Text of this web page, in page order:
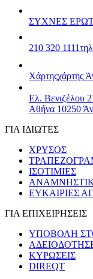
ΣΥΧΝΕΣ
210 320 1111
Χάρτηςχάρτης
Ελ. Βενιζέλου
Αθήνα 10250
ΓΙΑ ΙΔΙΩΤΕΣ
ΧΡΥΣΟΣ
ΙΣΟΤΙΜΙΕΣ
ΕΥΚΑΙΡΙΕΣ
ΓΙΑ ΕΠΙΧΕΙΡΗΣΕΙΣ
ΥΠΟΒΟΛΗ
ΚΥΡΩΣΕΙΣ
DIREQT